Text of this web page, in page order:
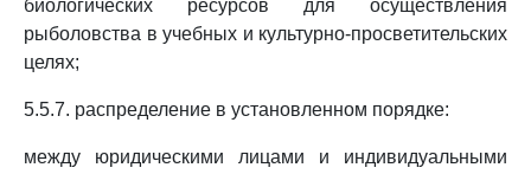
биологических ресурсов для осуществления
рыболовства в учебных и культурно-просветительских
целях;
5.5.7. распределение в установленном порядке:
между юридическими лицами и индивидуальными